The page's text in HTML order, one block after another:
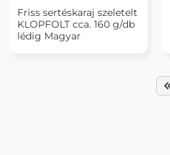
Friss sertéskaraj szeletelt
KLOPFOLT cca. 160 g/db
lédig Magyar